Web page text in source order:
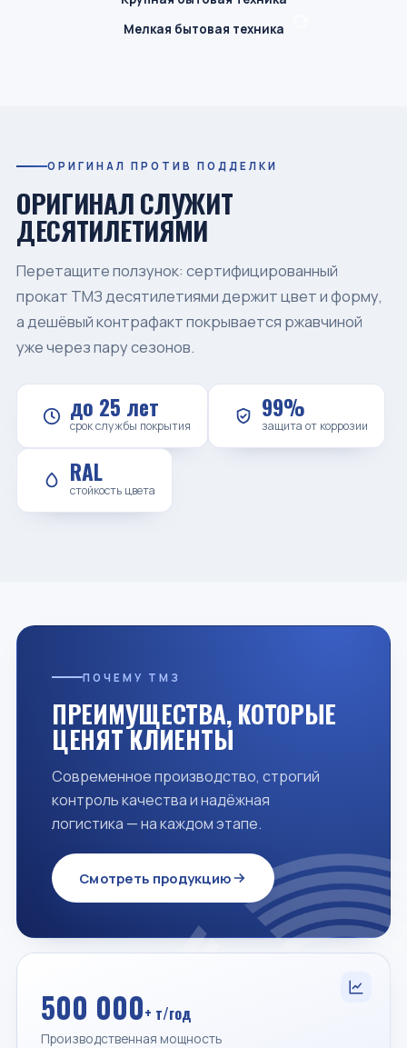
Мелкая бытовая техника
ОРИГИНАЛ ПРОТИВ ПОДДЕЛКИ
ОРИГИНАЛ СЛУЖИТ
ДЕСЯТИЛЕТИЯМИ
Перетащите ползунок: сертифицированный
прокат ТМЗ десятилетиями держит цвет и форму,
а дешёвый контрафакт покрывается ржавчиной
уже через пару сезонов.
до 25 лет
срок службы покрытия
99%
защита от коррозии
RAL
стойкость цвета
ПОЧЕМУ ТМЗ
ПРЕИМУЩЕСТВА, КОТОРЫЕ
ЦЕНЯТ КЛИЕНТЫ
Современное производство, строгий
контроль качества и надёжная
логистика — на каждом этапе.
Смотреть продукцию
500 000+ т/год
Производственная мощность